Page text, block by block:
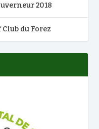
2018
du Forez